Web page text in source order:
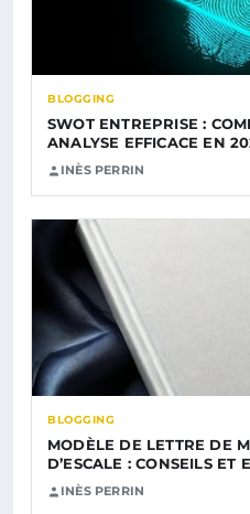
BLOGGING
SWOT ENTREPRISE :
ANALYSE EFFICACE EN
INÈS PERRIN
BLOGGING
MODÈLE DE LETTRE DE
D’ESCALE : CONSEILS ET
INÈS PERRIN